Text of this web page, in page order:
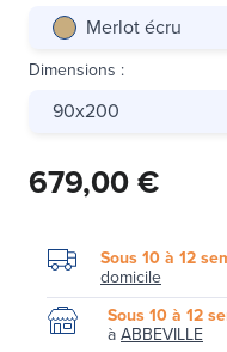
Merlot écru
Dimensions :
90x200
679,00 €
Sous 10 à 12
domicile
Sous 10 à 12
àABBEVILLE